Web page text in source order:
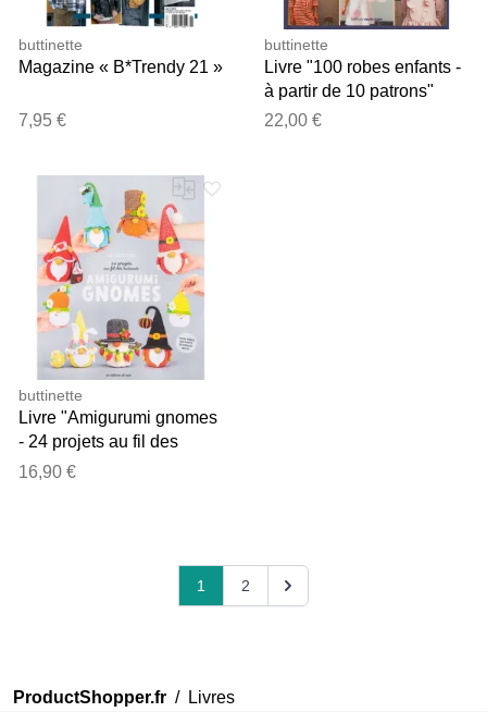
buttinette
Magazine « B*Trendy 21 »
7,95 €
buttinette
Livre "100 robes enfants -
à partir de 10 patrons"
22,00 €
buttinette
Livre "Amigurumi gnomes
- 24 projets au fil des
saisons"
16,90 €
1 2
ProductShopper.fr / Livres